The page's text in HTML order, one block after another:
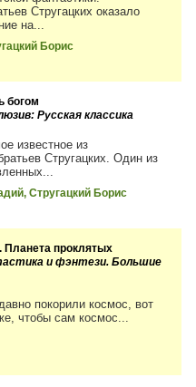
Стругацких оказало
на...
Борис
богом
Русская классика
известное из
Стругацких. Один из
Стругацкий Борис
Планета проклятых
и фэнтези. Большие
покорили космос, вот
чтобы сам космос...